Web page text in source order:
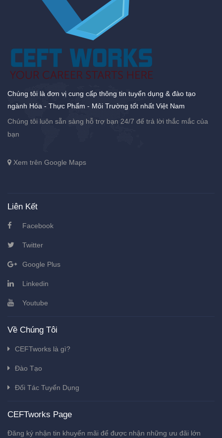
Chúng tôi là đơn vị cung cấp thông tin tuyển dụng & đào tạo
ngành Hóa - Thực Phẩm - Môi Trường tốt nhất Việt Nam
Chúng tôi luôn sẵn sàng hỗ trợ bạn 24/7 để trả lời thắc mắc của
bạn
Xem trên Google Maps
Liên Kết
Facebook
Twitter
Google Plus
Linkedin
Youtube
Về Chúng Tôi
CEFTworks là gì?
Đào Tạo
Đối Tác Tuyển Dụng
CEFTworks Page
Đăng ký nhận tin khuyến mãi để được nhận những ưu đãi lớn